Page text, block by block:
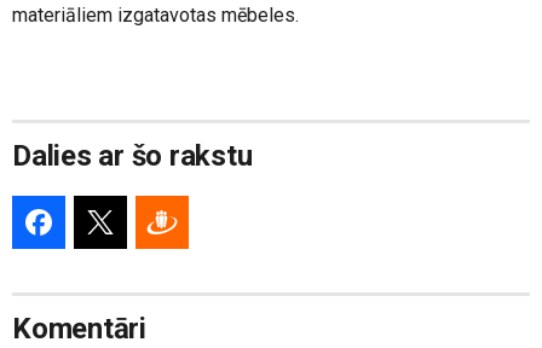
materiāliem izgatavotas mēbeles.
Dalies ar šo rakstu
Komentāri